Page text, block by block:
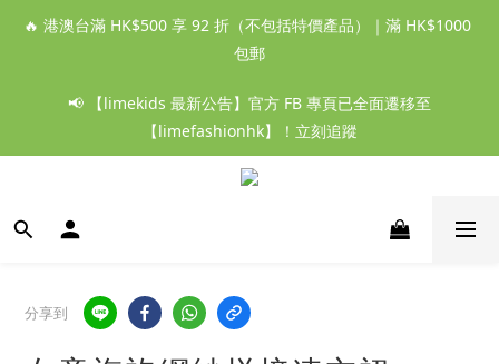
🔥 港澳台滿 HK$500 享 92 折（不包括特價產品）｜滿 HK$1000
包郵
📢 【limekids 最新公告】官方 FB 專頁已全面遷移至
【limefashionhk】！立刻追蹤
分享到